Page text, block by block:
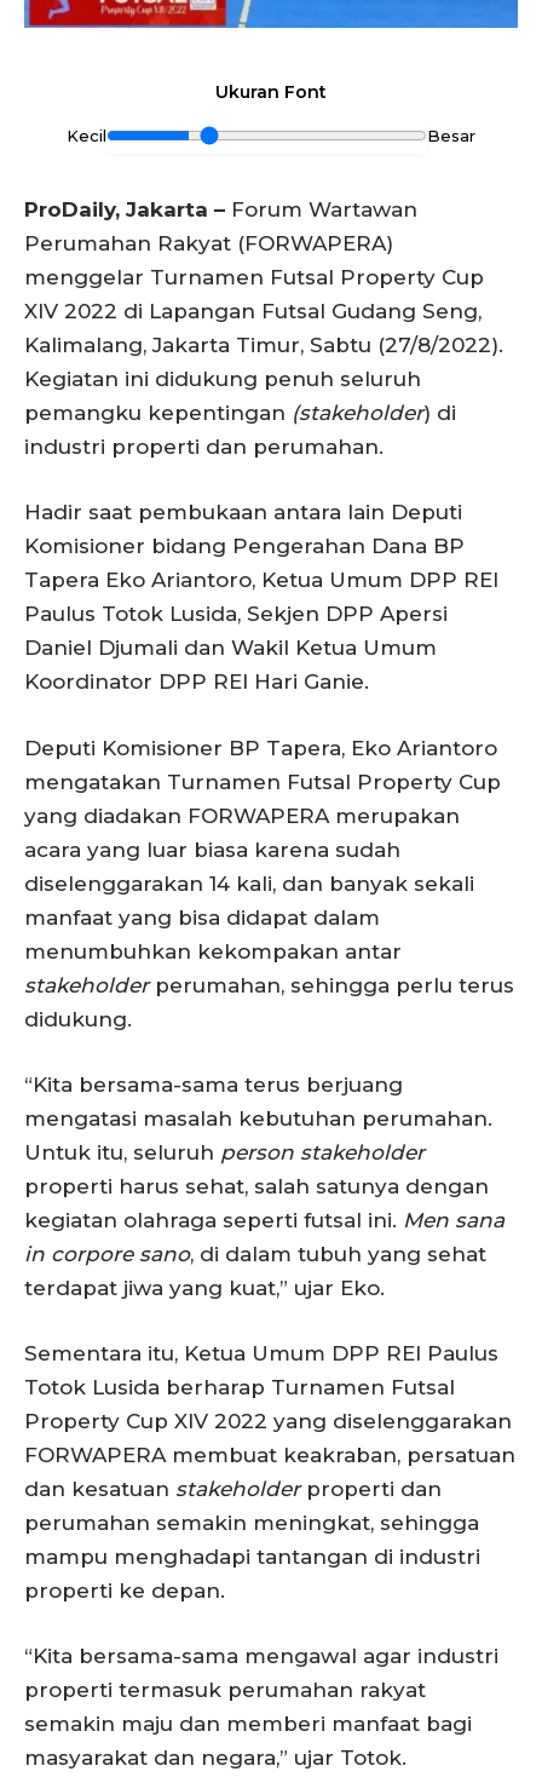
Ukuran Font
Kecil Besar
ProDaily, Jakarta – Forum Wartawan
Perumahan Rakyat (FORWAPERA)
menggelar Turnamen Futsal Property Cup
XIV 2022 di Lapangan Futsal Gudang Seng,
Kalimalang, Jakarta Timur, Sabtu (27/8/2022).
Kegiatan ini didukung penuh seluruh
pemangku kepentingan (stakeholder) di
industri properti dan perumahan.
Hadir saat pembukaan antara lain Deputi
Komisioner bidang Pengerahan Dana BP
Tapera Eko Ariantoro, Ketua Umum DPP REI
Paulus Totok Lusida, Sekjen DPP Apersi
Daniel Djumali dan Wakil Ketua Umum
Koordinator DPP REI Hari Ganie.
Deputi Komisioner BP Tapera, Eko Ariantoro
mengatakan Turnamen Futsal Property Cup
yang diadakan FORWAPERA merupakan
acara yang luar biasa karena sudah
diselenggarakan 14 kali, dan banyak sekali
manfaat yang bisa didapat dalam
menumbuhkan kekompakan antar
stakeholderperumahan, sehingga perlu terus
didukung.
“Kita bersama-sama terus berjuang
mengatasi masalah kebutuhan perumahan.
Untuk itu, seluruh person stakeholder
properti harus sehat, salah satunya dengan
kegiatan olahraga seperti futsal ini. Men sana
in corpore sano, di dalam tubuh yang sehat
terdapat jiwa yang kuat,” ujar Eko.
Sementara itu, Ketua Umum DPP REI Paulus
Totok Lusida berharap Turnamen Futsal
Property Cup XIV 2022 yang diselenggarakan
FORWAPERA membuat keakraban, persatuan
dan kesatuan stakeholderproperti dan
perumahan semakin meningkat, sehingga
mampu menghadapi tantangan di industri
properti ke depan.
“Kita bersama-sama mengawal agar industri
properti termasuk perumahan rakyat
semakin maju dan memberi manfaat bagi
masyarakat dan negara,” ujar Totok.